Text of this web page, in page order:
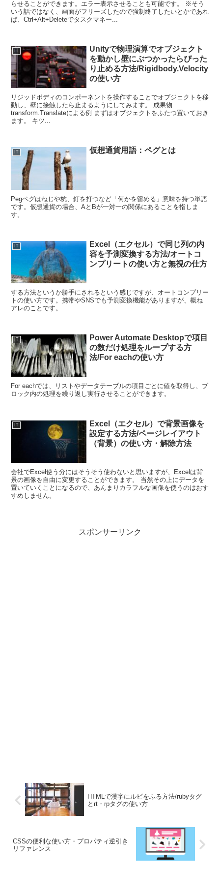
らせることができます。エラー表示させることも可能です。 ※そう
いう話ではなく、画面がフリーズしたので強制終了したいとかであれ
ば、Ctrl+Alt+Deleteでタスクマネー...
IT
Unityで物理演算でオブジェクト
を動かし壁にぶつかったらぴった
り止める方法/Rigidbody.Velocity
の使い方
リジッドボディのコンポーネントを操作することでオブジェクトを移
動し、壁に接触したら止まるようにしてみます。 成果物
transform.Translateによる例 まずはオブジェクトをふたつ置いておき
ます。 キツ...
IT 仮想通貨用語：ペグとは
Pegペグはねじや杭、釘を打つなど「何かを留める」意味を持つ単語
です。仮想通貨の場合、AとBが一対一の関係にあることを指しま
す。
IT
Excel（エクセル）で同じ列の内
容を予測変換する方法/オートコ
ンプリートの使い方と無視の仕方
する方法というか勝手にされるという感じですが、オートコンプリー
トの使い方です。携帯やSNSでも予測変換機能がありますが、概ね
アレのことです。
IT
Power Automate Desktopで項目
の数だけ処理をループする方
法/For eachの使い方
For eachでは、リストやデータテーブルの項目ごとに値を取得し、ブ
ロック内の処理を繰り返し実行させることができます。
IT
Excel（エクセル）で背景画像を
設定する方法/ページレイアウト
（背景）の使い方・解除方法
会社でExcel使う分にはそうそう使わないと思いますが、Excelは背
景の画像を自由に変更することができます。 当然その上にデータを
置いていくことになるので、あんまりカラフルな画像を使うのはおす
すめしません。
スポンサーリンク
HTMLで漢字にルビをふる方法/rubyタグ
とrt・rpタグの使い方
CSSの便利な使い方・プロパティ逆引き
リファレンス